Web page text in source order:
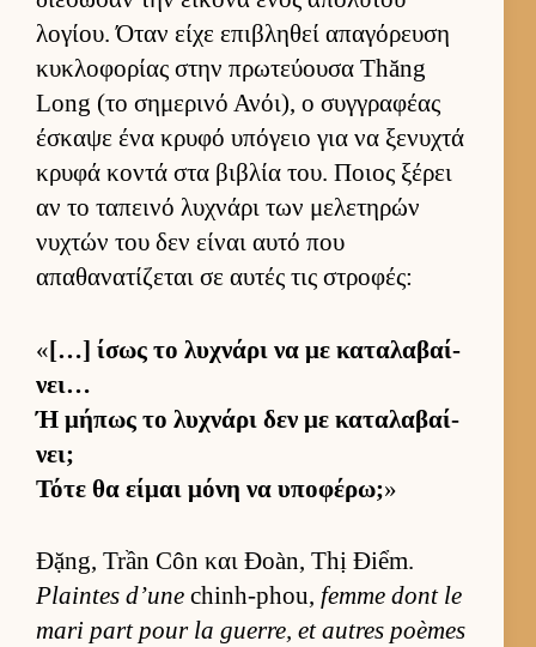
λογίου. Όταν είχε επιβληθεί απαγόρευση
κυκλοφορίας στην πρωτεύ­ουσα Thăng
Long (το σημερινό Ανόι), ο συγ­γραφέας
έσκαψε ένα κρυφό υπόγειο για να ξενυχτά
κρυφά κοντά στα βιβλία του. Ποιος ξέρει
αν το ταπεινό λυχνάρι των μελετηρών
νυχτών του δεν εί­ναι αυτό που
απαθανατίζεται σε αυ­τές τις στροφές:
«[…] ίσως το λυχνάρι να με καταλαβαί­
νει…
Ή μήπως το λυχνάρι δεν με καταλαβαί­
νει;
Τότε θα εί­μαι μόνη να υποφέρω;»
Đặng, Trần Côn και Đoàn, Thị Điểm.
Plaintes d’une chinh-phou, femme dont le
mari part pour la guerre, et autres poèmes